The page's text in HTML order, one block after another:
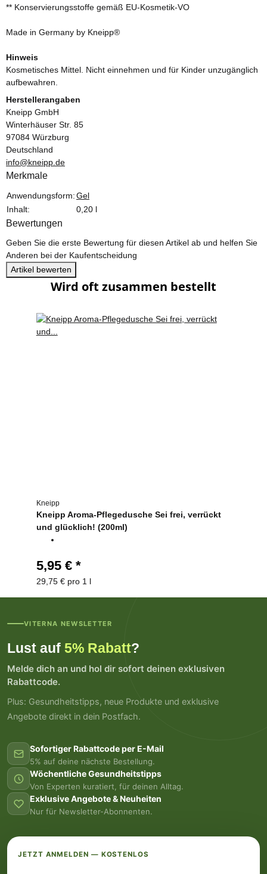
** Konservierungsstoffe gemäß EU-Kosmetik-VO
Made in Germany by Kneipp®
Hinweis
Kosmetisches Mittel. Nicht einnehmen und für Kinder unzugänglich
aufbewahren.
Herstellerangaben
Kneipp GmbH
Winterhäuser Str. 85
97084 Würzburg
Deutschland
info@kneipp.de
Merkmale
Produkteigenschaft
Wert
Anwendungsform:Gel
Inhalt:
0,20 l
Bewertungen
Geben Sie die erste Bewertung für diesen Artikel ab und helfen Sie
Anderen bei der Kaufentscheidung
Artikel bewerten
Wird oft zusammen bestellt
Kneipp
Kneipp Aroma-Pflegedusche Sei frei, verrückt
und glücklich! (200ml)
5,95 € *
29,75 € pro 1 l
VITERNA NEWSLETTER
Lust auf 5% Rabatt?
Melde dich an und hol dir sofort deinen exklusiven
Rabattcode.
Plus: Gesundheitstipps, neue Produkte und exklusive
Angebote direkt in dein Postfach.
Sofortiger Rabattcode per E-Mail
5% auf deine nächste Bestellung.
Wöchentliche Gesundheitstipps
Von Experten kuratiert, für deinen Alltag.
Exklusive Angebote & Neuheiten
Nur für Newsletter-Abonnenten.
JETZT ANMELDEN — KOSTENLOS